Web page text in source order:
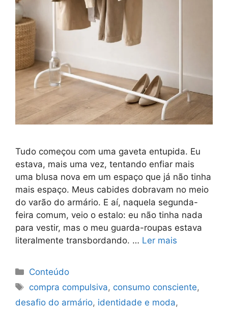
Tudo começou com uma gaveta entupida. Eu
estava, mais uma vez, tentando enfiar mais
uma blusa nova em um espaço que já não tinha
mais espaço. Meus cabides dobravam no meio
do varão do armário. E aí, naquela segunda-
feira comum, veio o estalo: eu não tinha nada
para vestir, mas o meu guarda-roupas estava
literalmente transbordando. … Ler mais
Categorias
Conteúdo
Tags
compra compulsiva, consumo consciente,
desafio do armário, identidade e moda,